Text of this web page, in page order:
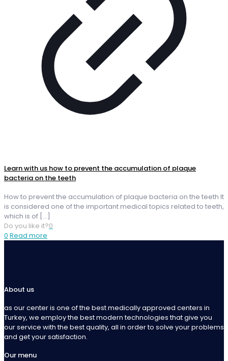
Learn with us how to prevent the accumulation of plaque
bacteria on the teeth
How to prevent the accumulation of plaque bacteria on the teeth It
is considered one of the important medical topics related to teeth,
which is of […]
Do you like it?0
0 Read more
About us
as our center is one of the best medically approved centers in
Turkey, we employ the best modern technologies that give you
our service with the best quality, all in order to solve your problems
and get your satisfaction.
Our menu